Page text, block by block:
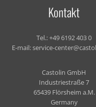
Kontakt
Tel.:+49 6192 403 0
E-mail:service-
Castolin GmbH
Industriestraße 7
65439 Flörsheim a.M.
Germany